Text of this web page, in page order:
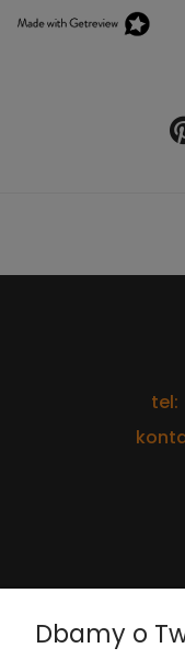
tel:
Dbamy o